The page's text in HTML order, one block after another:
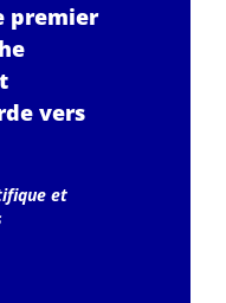
premier
vers
et